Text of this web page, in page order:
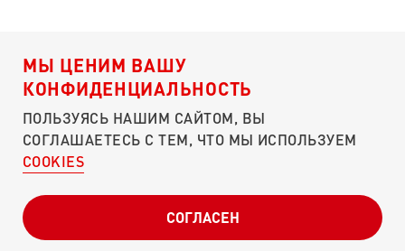
ПОДДЕРЖАТЬ ЭТОТ СБОР
Я согласен c условиямиоферты
Я согласен с
ПОДДЕРЖАТЬ
Реквизитыдля юридических лиц
СВОДКИ ОТЧЕТНОСТЬ
МЫ ЦЕНИМ ВАШУ
КОНФИДЕНЦИАЛЬНОСТЬ
ПОЛЬЗУЯСЬ НАШИМ САЙТОМ, ВЫ
СОГЛАШАЕТЕСЬ С ТЕМ, ЧТО МЫ ИСПОЛЬЗУЕМ
COOKIES
СОГЛАСЕН